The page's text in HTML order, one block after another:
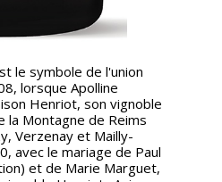
le symbole de l'union
lorsque Apolline
Henriot, son vignoble
Montagne de Reims
Verzenay et Mailly-
avec le mariage de Paul
et de Marie Marguet,